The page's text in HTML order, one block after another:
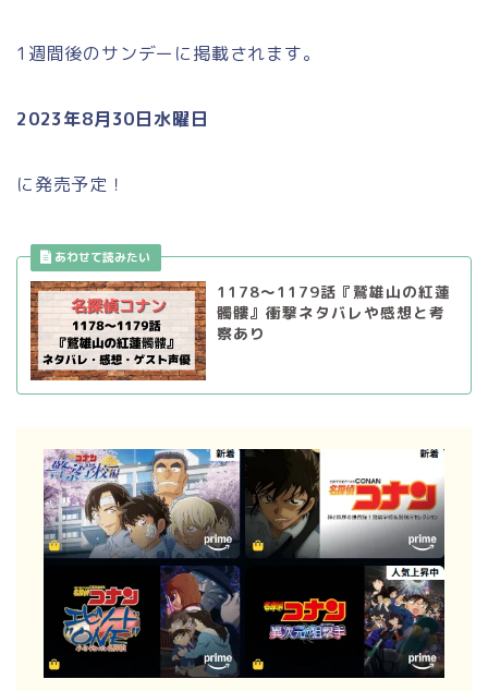
1週間後のサンデーに掲載されます。
2023年8月30日水曜日
に発売予定！
1178～1179話『鷲雄山の紅蓮
髑髏』衝撃ネタバレや感想と考
察あり